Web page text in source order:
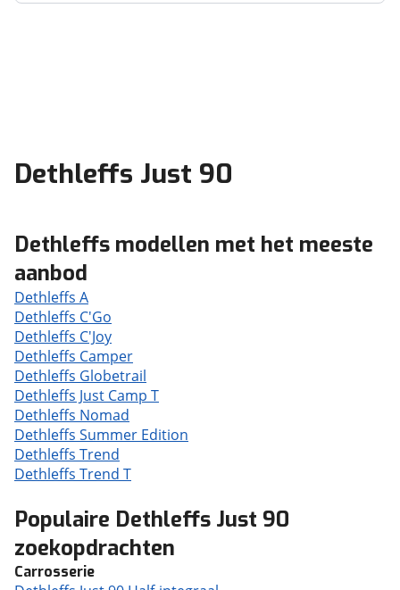
Dethleffs Just 90
Dethleffs modellen met het meeste
aanbod
Dethleffs A
Dethleffs C'Go
Dethleffs C'Joy
Dethleffs Camper
Dethleffs Globetrail
Dethleffs Just Camp T
Dethleffs Nomad
Dethleffs Summer Edition
Dethleffs Trend
Dethleffs Trend T
Populaire Dethleffs Just 90
zoekopdrachten
Carrosserie